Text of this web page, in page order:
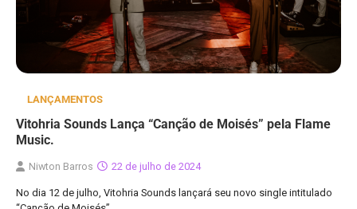
LANÇAMENTOS
Vitohria Sounds Lança “Canção de Moisés” pela Flame
Music.
Niwton Barros 22 de julho de 2024
No dia 12 de julho, Vitohria Sounds lançará seu novo single intitulado